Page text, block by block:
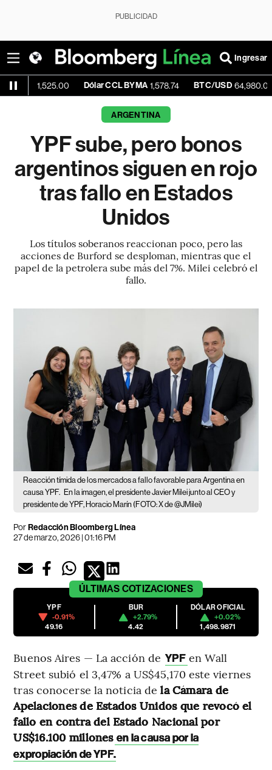
PUBLICIDAD
Ingresar
Dólar CCL BYMA 1,578.74 BTC/USD 64,980.09
ARGENTINA
YPF sube, pero bonos
argentinos siguen en rojo
tras fallo en Estados
Unidos
Los títulos soberanos reaccionan poco, pero las
acciones de Burford se desploman, mientras que el
papel de la petrolera sube más del 7%. Milei celebró el
fallo.
Reacción tímida de los mercados a fallo favorable para Argentina en
causa YPF. En la imagen, el presidente Javier Milei junto al CEO y
presidente de YPF, Horacio Marín (FOTO: X de @JMilei)
PorRedacción Bloomberg Línea
27 de marzo, 2026 | 01:16 PM
ÚLTIMAS COTIZACIONES
YPF
-0.91%
49.16
BUR
+2.79%
4.42
DÓLAR OFICIAL
+0.02%
1,498.9871
Buenos Aires — La acción de YPF en Wall
Street subió el 3,47% a US$45,170 este viernes
tras conocerse la noticia dela Cámara de
Apelaciones de Estados Unidos que revocó el
fallo en contra del Estado Nacional por
US$16.100 millones en la causa por la
expropiación de YPF.